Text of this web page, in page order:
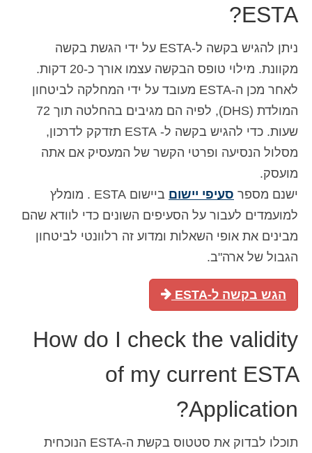
איש קשר
טופס בקשה
Hrvatski
(קרוטאית )
Čeština
(צ'כית)
Nederlands
(הולנדית)
Eesti
(אסטונית
Suomi
(פינית)
Français
(צרפתית)
Deutsch
(גרמנית)
Ελληνικά
(יוונית )
Italiano איטלקית
ESTA?
ניתן להגיש בקשה ל-ESTA על ידי הגשת בקשה
מקוונת. מילוי טופס הבקשה עצמו אורך כ-20 דקות.
לאחר מכן ה-ESTA מעובד על ידי המחלקה לביטחון
המולדת (DHS), לפיה הם מגיבים בהחלטה תוך 72
שעות. כדי להגיש בקשה ל- ESTA תזדקק לדרכון,
מסלול הנסיעה ופרטי הקשר של המעסיק אם אתה
מועסק.
ישנם מספר סעיפי יישום
ביישום ESTA . מומלץ
למועמדים לעבור על הסעיפים השונים כדי לוודא שהם
מבינים את אופי השאלות ומדוע זה רלוונטי לביטחון
הגבול של ארה"ב.
הגש בקשה ל-ESTA
How do I check the validity
of my current ESTA
Application?
תוכלו לבדוק את סטטוס בקשת ה-ESTA הנוכחית